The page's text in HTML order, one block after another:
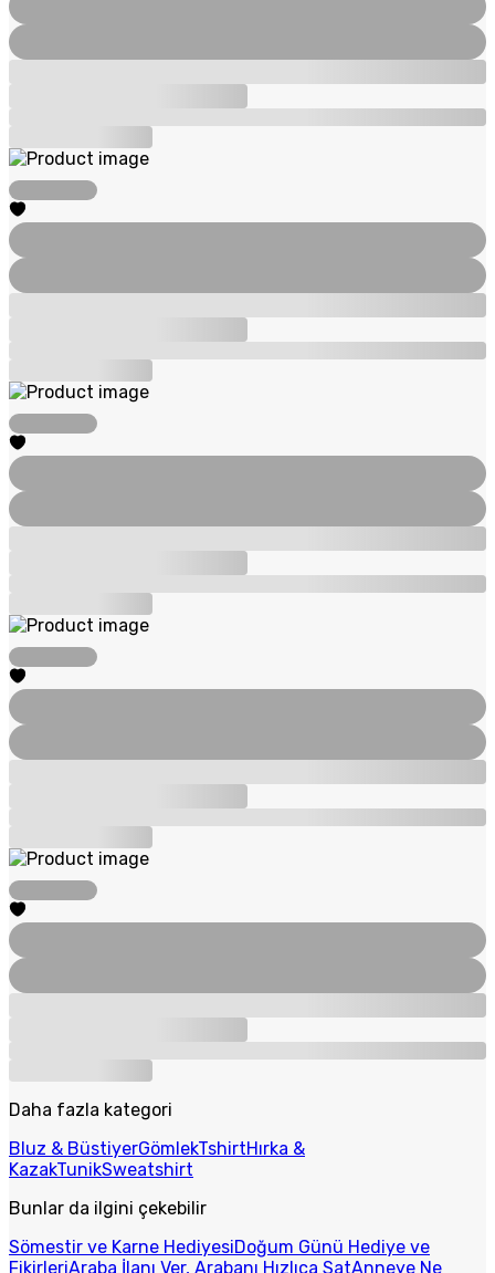
Daha fazla kategori
Bluz & BüstiyerGömlekTshirtHırka &
KazakTunikSweatshirt
Bunlar da ilgini çekebilir
Sömestir ve Karne HediyesiDoğum Günü Hediye ve
FikirleriAraba İlanı Ver, Arabanı Hızlıca SatAnneye Ne